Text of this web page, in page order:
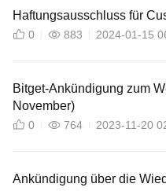
Haftungsausschluss für
0 883 2024-01-15
Bitget-Ankündigung zum
November)
0 764 2023-11-20
Ankündigung über die